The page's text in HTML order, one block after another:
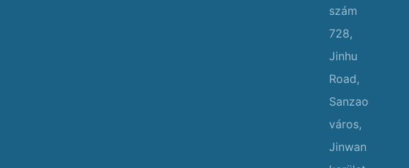
szám
728,
Jinhu
Road,
Sanzao
város,
Jinwan